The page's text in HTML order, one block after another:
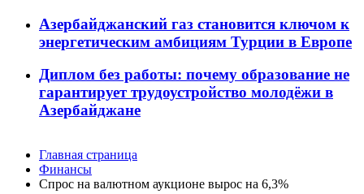
Азербайджанский газ становится ключом к
энергетическим амбициям Турции в Европе
Диплом без работы: почему образование не
гарантирует трудоустройство молодёжи в
Азербайджане
Главная страница
Финансы
Спрос на валютном аукционе вырос на 6,3%